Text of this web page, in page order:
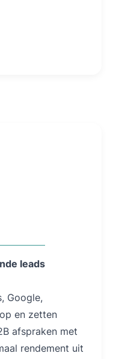
leads
Google,
en zetten
afspraken met
rendement uit